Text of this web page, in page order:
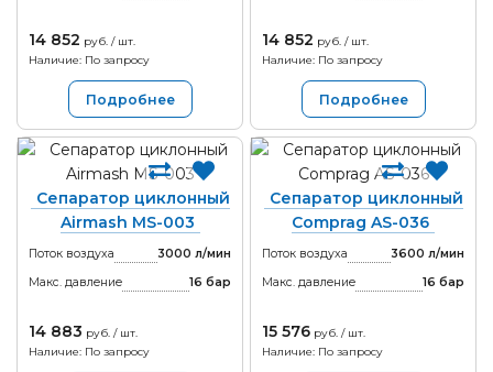
14 852 руб. / шт.
Наличие: По запросу
Подробнее
14 852 руб. / шт.
Наличие: По запросу
Подробнее
Сепаратор циклонный
Airmash MS-003
Поток воздуха
3000 л/мин
Макс. давление
16 бар
14 883 руб. / шт.
Наличие: По запросу
Сепаратор циклонный
Comprag AS-036
Поток воздуха
3600 л/мин
Макс. давление
16 бар
15 576 руб. / шт.
Наличие: По запросу